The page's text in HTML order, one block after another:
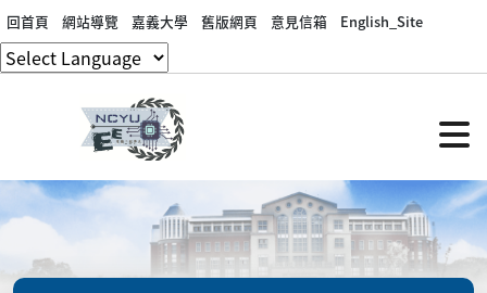
回首頁 網站導覽 嘉義大學 舊版網頁 意見信箱 English_Site